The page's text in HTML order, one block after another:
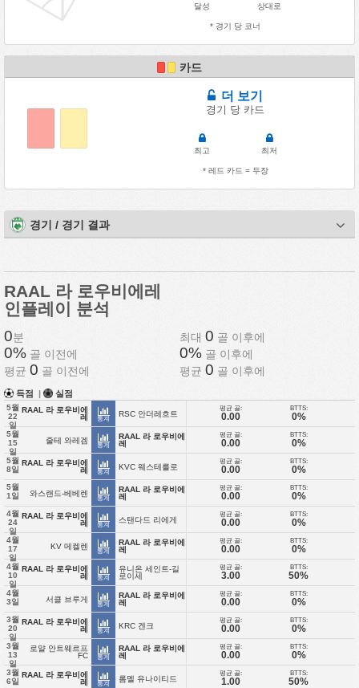
달성 상대로
* 경기 당 코너
카드
더 보기
경기 당 카드
최고 최저
* 레드 카드 = 두장
경기 / 경기 결과
RAAL 라 로우비에레
인플레이 분석
0분 최대 0 골 이후에
0% 골 이전에 0% 골 이후에
평균 0 골 이전에 평균 0 골 이후에
득점 | 실점
5월
22
일
RAAL 라 로우비에
레
통계
RSC 안더레흐트
평균 골:
0.00
BTTS:
0%
5월
15
일
줄테 와레겜
통계
RAAL 라 로우비에
레
평균 골:
0.00
BTTS:
0%
5월
8일
RAAL 라 로우비에
레
통계
KVC 웨스테를로
평균 골:
0.00
BTTS:
0%
5월
1일
와스랜드-베베렌
통계
RAAL 라 로우비에
레
평균 골:
0.00
BTTS:
0%
4월
24
일
RAAL 라 로우비에
레
통계
스탠다드 리에게
평균 골:
0.00
BTTS:
0%
4월
17
일
KV 메켈렌
통계
RAAL 라 로우비에
레
평균 골:
0.00
BTTS:
0%
4월
10
일
RAAL 라 로우비에
레
통계
유니온 세인트-길
로이세
평균 골:
3.00
BTTS:
50%
4월
3일
서클 브루게
통계
RAAL 라 로우비에
레
평균 골:
0.00
BTTS:
0%
3월
20
일
RAAL 라 로우비에
레
통계
KRC 겐크
평균 골:
0.00
BTTS:
0%
3월
13
일
로얄 안트웨르프
FC
통계
RAAL 라 로우비에
레
평균 골:
0.00
BTTS:
0%
3월
6일
RAAL 라 로우비에
레
통계
롬멜 유나이티드
평균 골:
1.00
BTTS:
50%